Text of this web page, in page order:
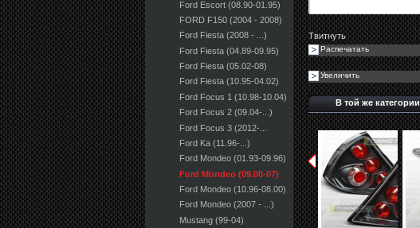
Ford Escort (08.90-01.95)
FORD F150 (2004 - 2008)
Ford Fiesta (2008 - ...)
Ford Fiesta (04.89-09.95)
Ford Fiesta (05.02-08)
Ford Fiesta (10.95-04.02)
Ford Focus 1 (10.98-10.04)
Ford Focus 2 (09.04-...)
Ford Focus 3 (2012-...
Ford Ka (11.96-...)
Ford Mondeo (01.93-09.96)
Ford Mondeo (09.00-07)
Ford Mondeo (10.96-08.00)
Ford Mondeo (2007 - ...)
Mustang (99-04)
Твитнуть
Распечатать
Увеличить
В той же категории